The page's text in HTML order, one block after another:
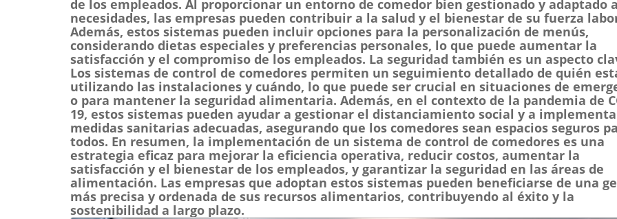
de los empleados. Al proporcionar un entorno de comedor bien gestionado y adaptado
necesidades, las empresas pueden contribuir a la salud y el bienestar de su fuerza
Además, estos sistemas pueden incluir opciones para la personalización de menús,
considerando dietas especiales y preferencias personales, lo que puede aumentar la
satisfacción y el compromiso de los empleados. La seguridad también es un aspecto
Los sistemas de control de comedores permiten un seguimiento detallado de quién
utilizando las instalaciones y cuándo, lo que puede ser crucial en situaciones de
o para mantener la seguridad alimentaria. Además, en el contexto de la pandemia de
19, estos sistemas pueden ayudar a gestionar el distanciamiento social y a
medidas sanitarias adecuadas, asegurando que los comedores sean espacios seguros
todos. En resumen, la implementación de un sistema de control de comedores es una
estrategia eficaz para mejorar la eficiencia operativa, reducir costos, aumentar la
satisfacción y el bienestar de los empleados, y garantizar la seguridad en las áreas de
alimentación. Las empresas que adoptan estos sistemas pueden beneficiarse de una
más precisa y ordenada de sus recursos alimentarios, contribuyendo al éxito y la
sostenibilidad a largo plazo.